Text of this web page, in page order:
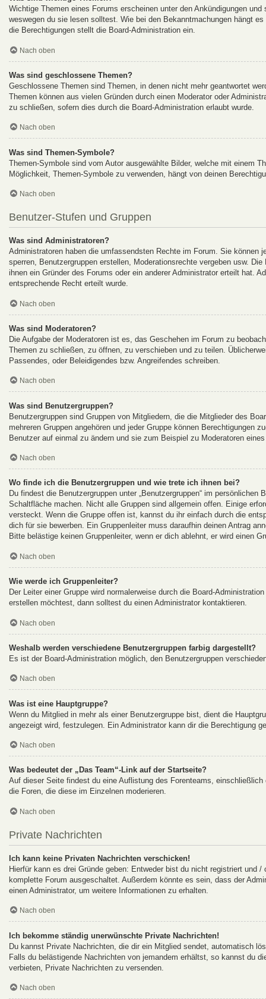
Wichtige Themen eines Forums erscheinen unter den Ankündigungen
weswegen du sie lesen solltest. Wie bei den Bekanntmachungen hängt
die Berechtigungen stellt die Board-Administration ein.
Nach oben
Was sind geschlossene Themen?
Geschlossene Themen sind Themen, in denen nicht mehr geantwortet
Themen können aus vielen Gründen durch einen Moderator oder
zu schließen, sofern dies durch die Board-Administration erlaubt wurde.
Nach oben
Was sind Themen-Symbole?
Themen-Symbole sind vom Autor ausgewählte Bilder, welche mit einem
Möglichkeit, Themen-Symbole zu verwenden, hängt von deinen
Nach oben
Benutzer-Stufen und Gruppen
Was sind Administratoren?
Administratoren haben die umfassendsten Rechte im Forum. Sie
sperren, Benutzergruppen erstellen, Moderationsrechte vergeben usw.
ihnen ein Gründer des Forums oder ein anderer Administrator erteilt hat.
entsprechende Recht erteilt wurde.
Nach oben
Was sind Moderatoren?
Die Aufgabe der Moderatoren ist es, das Geschehen im Forum zu
Themen zu schließen, zu öffnen, zu verschieben und zu teilen.
Passendes, oder Beleidigendes bzw. Angreifendes schreiben.
Nach oben
Was sind Benutzergruppen?
Benutzergruppen sind Gruppen von Mitgliedern, die die Mitglieder des
mehreren Gruppen angehören und jeder Gruppe können Berechtigungen
Benutzer auf einmal zu ändern und sie zum Beispiel zu Moderatoren
Nach oben
Wo finde ich die Benutzergruppen und wie trete ich ihnen bei?
Du findest die Benutzergruppen unter „Benutzergruppen“ im
Schaltfläche machen. Nicht alle Gruppen sind allgemein offen. Einige
versteckt. Wenn die Gruppe offen ist, kannst du ihr einfach durch die
dich für sie bewerben. Ein Gruppenleiter muss daraufhin deinen Antrag
Bitte belästige keinen Gruppenleiter, wenn er dich ablehnt, er wird einen
Nach oben
Wie werde ich Gruppenleiter?
Der Leiter einer Gruppe wird normalerweise durch die Board-
erstellen möchtest, dann solltest du einen Administrator kontaktieren.
Nach oben
Weshalb werden verschiedene Benutzergruppen farbig dargestellt?
Es ist der Board-Administration möglich, den Benutzergruppen
Nach oben
Was ist eine Hauptgruppe?
Wenn du Mitglied in mehr als einer Benutzergruppe bist, dient die
angezeigt wird, festzulegen. Ein Administrator kann dir die Berechtigung
Nach oben
Was bedeutet der „Das Team“-Link auf der Startseite?
Auf dieser Seite findest du eine Auflistung des Forenteams,
die Foren, die diese im Einzelnen moderieren.
Nach oben
Private Nachrichten
Ich kann keine Privaten Nachrichten verschicken!
Hierfür kann es drei Gründe geben: Entweder bist du nicht registriert und
komplette Forum ausgeschaltet. Außerdem könnte es sein, dass der
einen Administrator, um weitere Informationen zu erhalten.
Nach oben
Ich bekomme ständig unerwünschte Private Nachrichten!
Du kannst Private Nachrichten, die dir ein Mitglied sendet, automatisch
Falls du belästigende Nachrichten von jemandem erhältst, so kannst du
verbieten, Private Nachrichten zu versenden.
Nach oben